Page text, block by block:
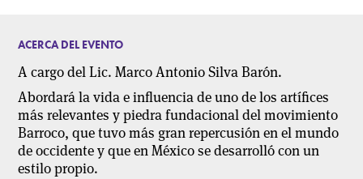
ACERCA DEL EVENTO
A cargo del Lic. Marco Antonio Silva Barón.
Abordará la vida e influencia de uno de los artífices
más relevantes y piedra fundacional del movimiento
Barroco, que tuvo más gran repercusión en el mundo
de occidente y que en México se desarrolló con un
estilo propio.